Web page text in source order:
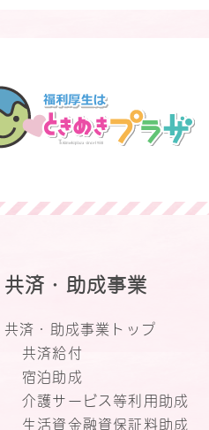
共済・助成事業
共済・助成事業トップ
共済給付
宿泊助成
介護サービス等利用助成
生活資金融資保証料助成